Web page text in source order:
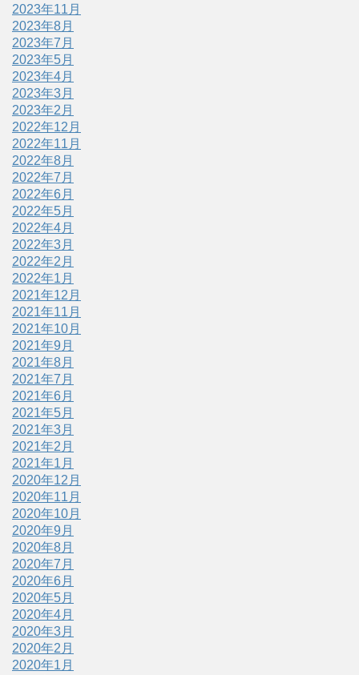
2023年11月
2023年8月
2023年7月
2023年5月
2023年4月
2023年3月
2023年2月
2022年12月
2022年11月
2022年8月
2022年7月
2022年6月
2022年5月
2022年4月
2022年3月
2022年2月
2022年1月
2021年12月
2021年11月
2021年10月
2021年9月
2021年8月
2021年7月
2021年6月
2021年5月
2021年3月
2021年2月
2021年1月
2020年12月
2020年11月
2020年10月
2020年9月
2020年8月
2020年7月
2020年6月
2020年5月
2020年4月
2020年3月
2020年2月
2020年1月